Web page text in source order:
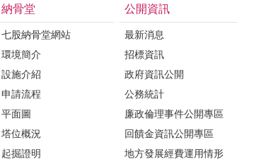
納骨堂
七股納骨堂網站
環境簡介
設施介紹
申請流程
平面圖
塔位概況
起掘證明
公開資訊
最新消息
招標資訊
政府資訊公開
公務統計
廉政倫理事件公開專區
回饋金資訊公開專區
地方發展經費運用情形